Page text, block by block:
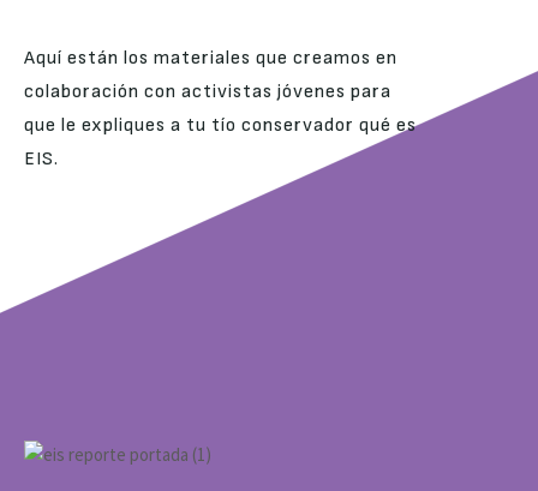
Aquí están los materiales que creamos en
colaboración con activistas jóvenes para
que le expliques a tu tío conservador qué es
EIS.